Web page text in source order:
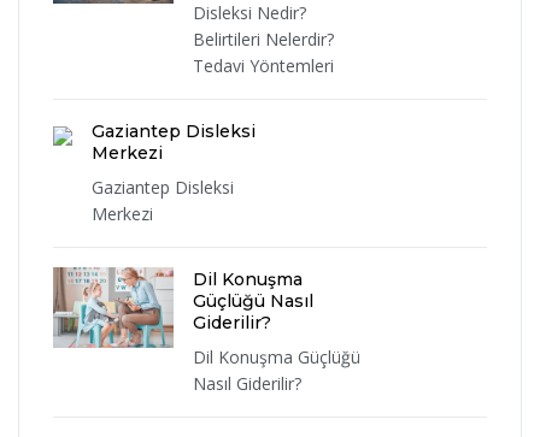
Disleksi Nedir?
Belirtileri Nelerdir?
Tedavi Yöntemleri
Gaziantep Disleksi
Merkezi
Gaziantep Disleksi
Merkezi
Dil Konuşma
Güçlüğü Nasıl
Giderilir?
Dil Konuşma Güçlüğü
Nasıl Giderilir?